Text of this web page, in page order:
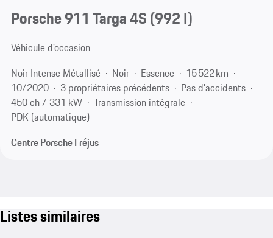
Porsche 911 Targa 4S(992 I)
Véhicule d'occasion
Noir Intense Métallisé
Noir Essence
15 522 km
10/2020
3 propriétaires précédents
Pas d'accidents
450 ch / 331 kW
Transmission intégrale
PDK (automatique)
Centre Porsche Fréjus
Listes similaires